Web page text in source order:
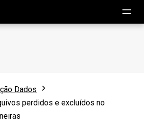
Dados
perdidos e excluídos no